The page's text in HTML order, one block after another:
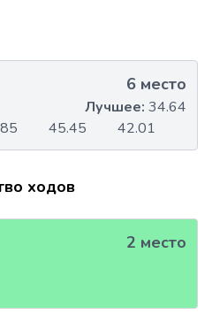
6 место
45.45 42.01
Лучшее: 34.64
ходов
2 место